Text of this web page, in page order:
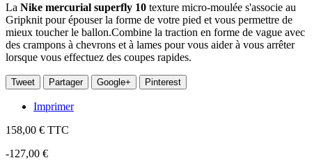
La Nike mercurial superfly 10 texture micro-moulée s'associe au
Gripknit pour épouser la forme de votre pied et vous permettre de
mieux toucher le ballon.Combine la traction en forme de vague avec
des crampons à chevrons et à lames pour vous aider à vous arrêter
lorsque vous effectuez des coupes rapides.
Tweet Partager Google+ Pinterest
Imprimer
158,00 € TTC
-127,00 €